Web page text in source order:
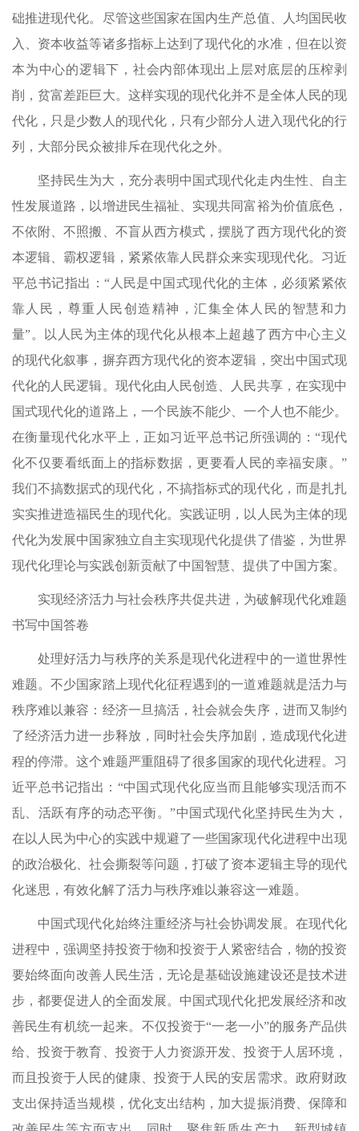
础推进现代化。尽管这些国家在国内生产总值、人均国民收
入、资本收益等诸多指标上达到了现代化的水准，但在以资
本为中心的逻辑下，社会内部体现出上层对底层的压榨剥
削，贫富差距巨大。这样实现的现代化并不是全体人民的现
代化，只是少数人的现代化，只有少部分人进入现代化的行
列，大部分民众被排斥在现代化之外。
坚持民生为大，充分表明中国式现代化走内生性、自主
性发展道路，以增进民生福祉、实现共同富裕为价值底色，
不依附、不照搬、不盲从西方模式，摆脱了西方现代化的资
本逻辑、霸权逻辑，紧紧依靠人民群众来实现现代化。习近
平总书记指出：“人民是中国式现代化的主体，必须紧紧依
靠人民，尊重人民创造精神，汇集全体人民的智慧和力
量”。以人民为主体的现代化从根本上超越了西方中心主义
的现代化叙事，摒弃西方现代化的资本逻辑，突出中国式现
代化的人民逻辑。现代化由人民创造、人民共享，在实现中
国式现代化的道路上，一个民族不能少、一个人也不能少。
在衡量现代化水平上，正如习近平总书记所强调的：“现代
化不仅要看纸面上的指标数据，更要看人民的幸福安康。”
我们不搞数据式的现代化，不搞指标式的现代化，而是扎扎
实实推进造福民生的现代化。实践证明，以人民为主体的现
代化为发展中国家独立自主实现现代化提供了借鉴，为世界
现代化理论与实践创新贡献了中国智慧、提供了中国方案。
实现经济活力与社会秩序共促共进，为破解现代化难题
书写中国答卷
处理好活力与秩序的关系是现代化进程中的一道世界性
难题。不少国家踏上现代化征程遇到的一道难题就是活力与
秩序难以兼容：经济一旦搞活，社会就会失序，进而又制约
了经济活力进一步释放，同时社会失序加剧，造成现代化进
程的停滞。这个难题严重阻碍了很多国家的现代化进程。习
近平总书记指出：“中国式现代化应当而且能够实现活而不
乱、活跃有序的动态平衡。”中国式现代化坚持民生为大，
在以人民为中心的实践中规避了一些国家现代化进程中出现
的政治极化、社会撕裂等问题，打破了资本逻辑主导的现代
化迷思，有效化解了活力与秩序难以兼容这一难题。
中国式现代化始终注重经济与社会协调发展。在现代化
进程中，强调坚持投资于物和投资于人紧密结合，物的投资
要始终面向改善人民生活，无论是基础设施建设还是技术进
步，都要促进人的全面发展。中国式现代化把发展经济和改
善民生有机统一起来。不仅投资于“一老一小”的服务产品供
给、投资于教育、投资于人力资源开发、投资于人居环境，
而且投资于人民的健康、投资于人民的安居需求。政府财政
支出保持适当规模，优化支出结构，加大提振消费、保障和